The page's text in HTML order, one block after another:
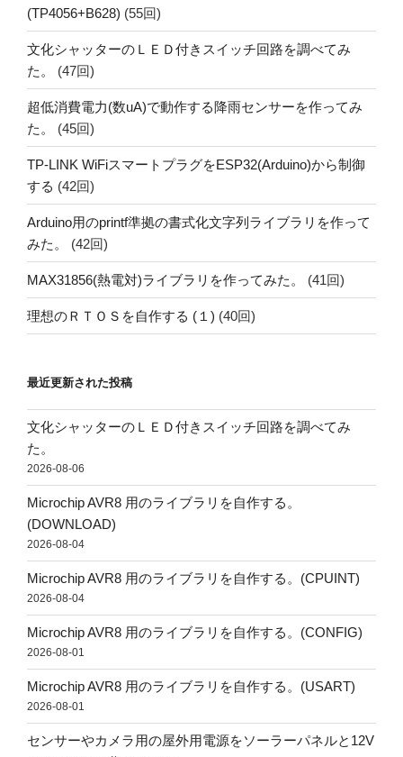
(TP4056+B628) (55回)
文化シャッターのＬＥＤ付きスイッチ回路を調べてみ
た。
(47回)
超低消費電力(数uA)で動作する降雨センサーを作ってみ
た。
(45回)
TP-LINK WiFiスマートプラグをESP32(Arduino)から制御
する (42回)
Arduino用のprintf準拠の書式化文字列ライブラリを作って
みた。
(42回)
MAX31856(熱電対)ライブラリを作ってみた。 (41回)
理想のＲＴＯＳを自作する (１) (40回)
最近更新された投稿
文化シャッターのＬＥＤ付きスイッチ回路を調べてみ
た。
2026-08-06
Microchip AVR8 用のライブラリを自作する。
(DOWNLOAD)
2026-08-04
Microchip AVR8 用のライブラリを自作する。(CPUINT)
2026-08-04
Microchip AVR8 用のライブラリを自作する。(CONFIG)
2026-08-01
Microchip AVR8 用のライブラリを自作する。(USART)
2026-08-01
センサーやカメラ用の屋外用電源をソーラーパネルと12V